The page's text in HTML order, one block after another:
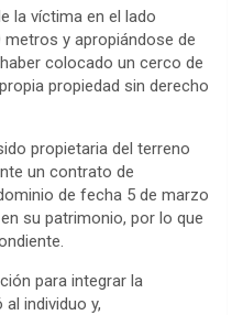
la víctima en el lado
y apropiándose de
colocado un cerco de
propiedad sin derecho
propietaria del terreno
un contrato de
de fecha 5 de marzo
su patrimonio, por lo que
para integrar la
individuo y,